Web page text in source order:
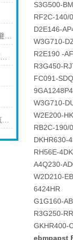
R3G450风机群控故障原因与接线避坑指南
谈谈提高ebm离心风机抽气效率的方法与保养措施
耐高温高压离心风机在工业、建筑、环境工程等领域中发挥着重要的作用
S3G500-
RF2C-140/
D2E146-
W3G710-
R2E190 -
R3G450-
FC091-
W3G710-
W2E200-
RB2C-190/
DKHR630-
RH56E-
A4Q230-
W2D210-
6424HR
G1G160-
R3G250-
GKHR400-
ebmpapst